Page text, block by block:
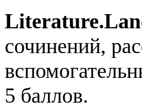
сочинений,
5 баллов.